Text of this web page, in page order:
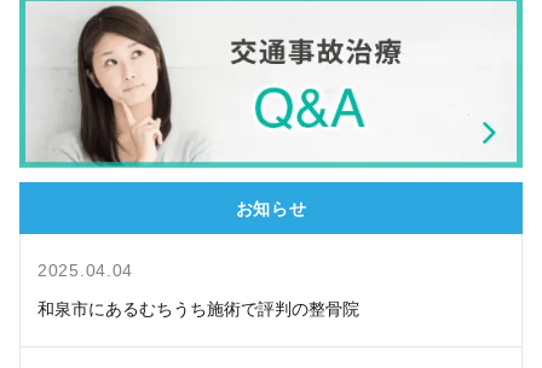
お知らせ
2025.04.04
和泉市にあるむちうち施術で評判の整骨院